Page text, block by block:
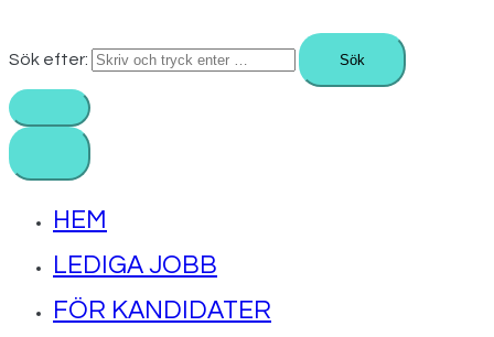
Sök efter:
HEM
LEDIGA JOBB
FÖR KANDIDATER